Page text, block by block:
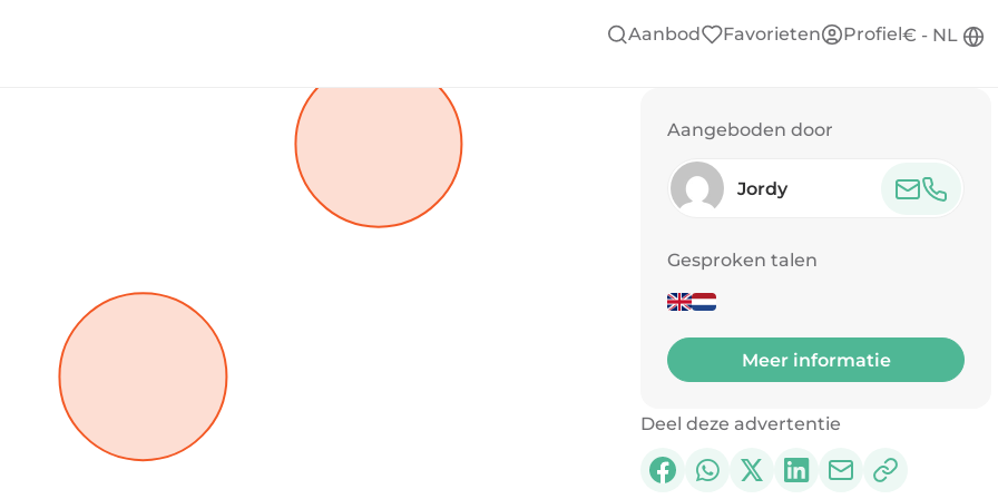
Aanbod Favorieten Profiel € - NL
Aangeboden door
Jordy
Gesproken talen
Meer informatie
Deel deze advertentie